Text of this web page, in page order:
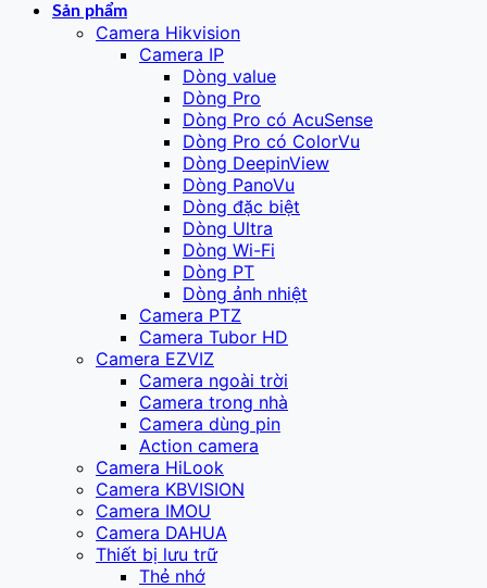
Sản phẩm
Camera Hikvision
Camera IP
Dòng value
Dòng Pro
Dòng Pro có AcuSense
Dòng Pro có ColorVu
Dòng DeepinView
Dòng PanoVu
Dòng đặc biệt
Dòng Ultra
Dòng Wi-Fi
Dòng PT
Dòng ảnh nhiệt
Camera PTZ
Camera Tubor HD
Camera EZVIZ
Camera ngoài trời
Camera trong nhà
Camera dùng pin
Action camera
Camera HiLook
Camera KBVISION
Camera IMOU
Camera DAHUA
Thiết bị lưu trữ
Thẻ nhớ